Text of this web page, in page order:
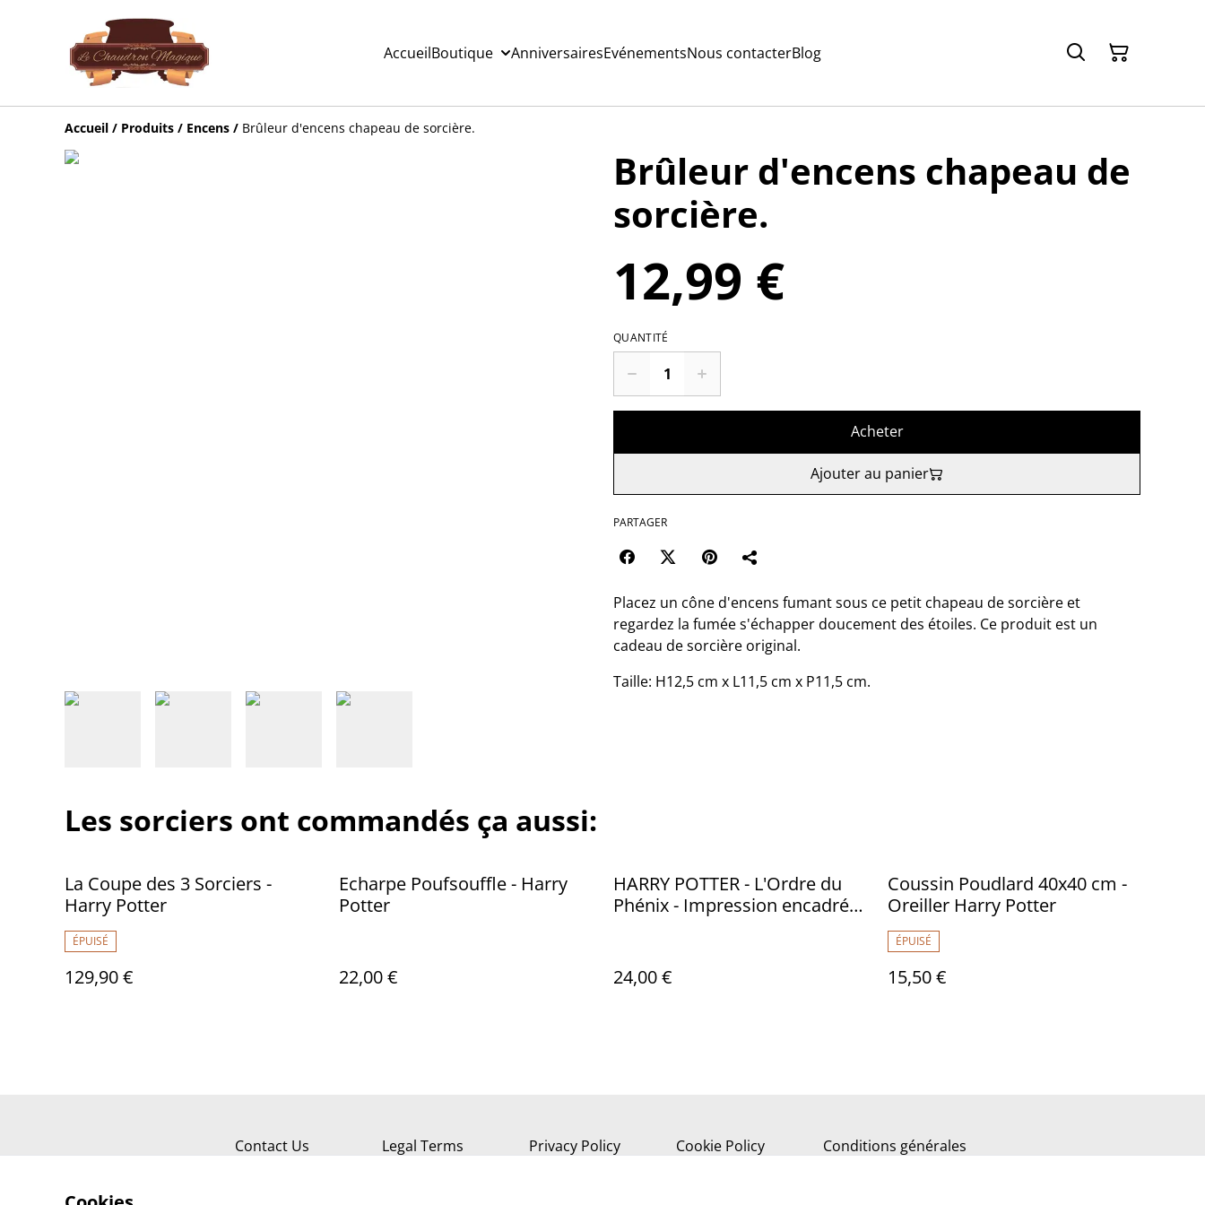
AccueilBoutique AnniversairesEvénementsNous contacterBlog
Accueil / Produits / Encens / Brûleur d'encens chapeau de sorcière.
Brûleur d'encens chapeau de
sorcière.
12,99 €
QUANTITÉ
Acheter
Ajouter au panier
PARTAGER
Placez un cône d'encens fumant sous ce petit chapeau de sorcière et
regardez la fumée s'échapper doucement des étoiles. Ce produit est un
cadeau de sorcière original.
Taille: H12,5 cm x L11,5 cm x P11,5 cm.
Les sorciers ont commandés ça aussi:
La Coupe des 3 Sorciers -
Harry Potter
ÉPUISÉ
129,90 €
Echarpe Poufsouffle - Harry
Potter
22,00 €
HARRY POTTER - L'Ordre du
Phénix - Impression encadrée
24,00 €
Coussin Poudlard 40x40 cm -
Oreiller Harry Potter
ÉPUISÉ
15,50 €
Contact Us Legal Terms Privacy Policy Cookie Policy Conditions générales